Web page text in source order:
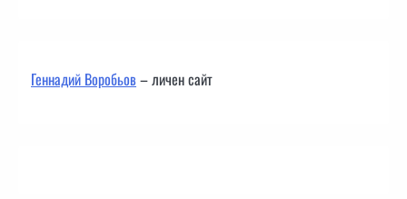
Геннадий Воробьов– личен сайт